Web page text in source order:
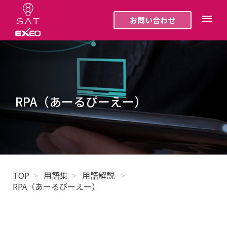
お問い合わせ
RPA（あーるぴーえー）
TOP 用語集
用語解説
RPA（あーるぴーえー）